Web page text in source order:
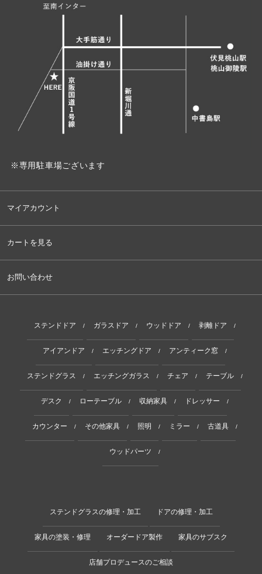
※専用駐車場ございます
マイアカウント
カートを見る
お問い合わせ
ステンドドア / ガラスドア / ウッドドア / 剥離ドア /
アイアンドア / エッチングドア / アンティーク窓 /
ステンドグラス / エッチングガラス / チェア / テーブル /
デスク / ローテーブル / 収納家具 / ドレッサー /
カウンター / その他家具 / 照明 / ミラー / 古道具 /
ウッドパーツ /
ステンドグラスの修理・加工 ドアの修理・加工
家具の塗装・修理 オーダードア製作 家具のサブスク
店舗プロデュースのご相談